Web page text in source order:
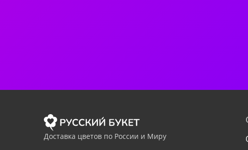
Доставка цветов по России и Миру